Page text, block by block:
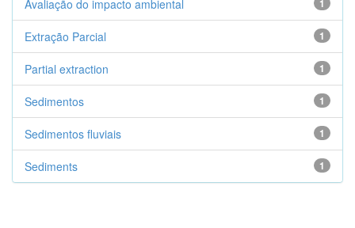
1
Avaliação do impacto ambiental
1
Extração Parcial
1
Partial extraction
1
Sedimentos
1
Sedimentos fluviais
1
Sediments